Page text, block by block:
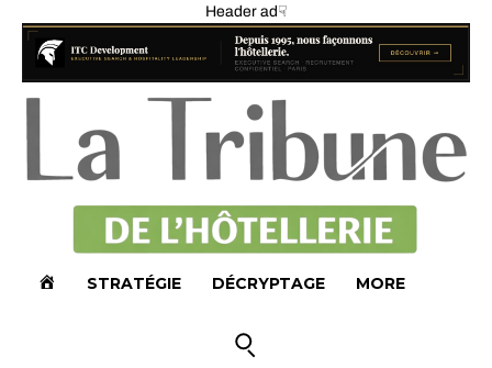
Header ad☟
STRATÉGIE DÉCRYPTAGE MORE